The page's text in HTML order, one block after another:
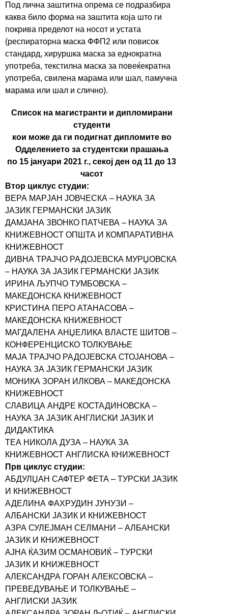
Под лична заштитна опрема се подразбира
каква било форма на заштита која што ги
покрива пределот на носот и устата
(респираторна маска ФФП2 или повисок
стандард, хируршка маска за еднократна
употреба, текстилна маска за повеќекратна
употреба, свилена марама или шал, памучна
марама или шал и слично).
Список на магистранти и дипломирани
студенти
кои може да ги подигнат дипломите во
Одделението за студентски прашања
по 15 јануари 2021 г., секој ден од 11 до 13
часот
Втор циклус студии:
ВЕРА МАРЈАН ЈОВЧЕСКА – НАУКА ЗА
ЈАЗИК ГЕРМАНСКИ ЈАЗИК
ДАМЈАНА ЗВОНКО ПАТЧЕВА – НАУКА ЗА
КНИЖЕВНОСТ ОПШТА И КОМПАРАТИВНА
КНИЖЕВНОСТ
ДИВНА ТРАЈЧО РАДОЈЕВСКА МУРЏОВСКА
– НАУКА ЗА ЈАЗИК ГЕРМАНСКИ ЈАЗИК
ИРИНА ЉУПЧО ТУМБОВСКА –
МАКЕДОНСКА КНИЖЕВНОСТ
КРИСТИНА ПЕРО АТАНАСОВА –
МАКЕДОНСКА КНИЖЕВНОСТ
МАГДАЛЕНА АНЏЕЛИКА ВЛАСТЕ ШИТОВ –
КОНФЕРЕНЦИСКО ТОЛКУВАЊЕ
МАЈА ТРАЈЧО РАДОЈЕВСКА СТОЈАНОВА –
НАУКА ЗА ЈАЗИК ГЕРМАНСКИ ЈАЗИК
МОНИКА ЗОРАН ИЛКОВА – МАКЕДОНСКА
КНИЖЕВНОСТ
СЛАВИЦА АНДРЕ КОСТАДИНОВСКА –
НАУКА ЗА ЈАЗИК АНГЛИСКИ ЈАЗИК И
ДИДАКТИКА
ТЕА НИКОЛА ДУЗА – НАУКА ЗА
КНИЖЕВНОСТ АНГЛИСКА КНИЖЕВНОСТ
Прв циклус студии:
АБДУЛЏАН САФТЕР ФЕТА – ТУРСКИ ЈАЗИК
И КНИЖЕВНОСТ
АДЕЛИНА ФАХРУДИН ЈУНУЗИ –
АЛБАНСКИ ЈАЗИК И КНИЖЕВНОСТ
АЗРА СУЛЕЈМАН СЕЛМАНИ – АЛБАНСКИ
ЈАЗИК И КНИЖЕВНОСТ
АЈНА ЌАЗИМ ОСМАНОВИЌ – ТУРСКИ
ЈАЗИК И КНИЖЕВНОСТ
АЛЕКСАНДРА ГОРАН АЛЕКСОВСКА –
ПРЕВЕДУВАЊЕ И ТОЛКУВАЊЕ –
АНГЛИСКИ ЈАЗИК